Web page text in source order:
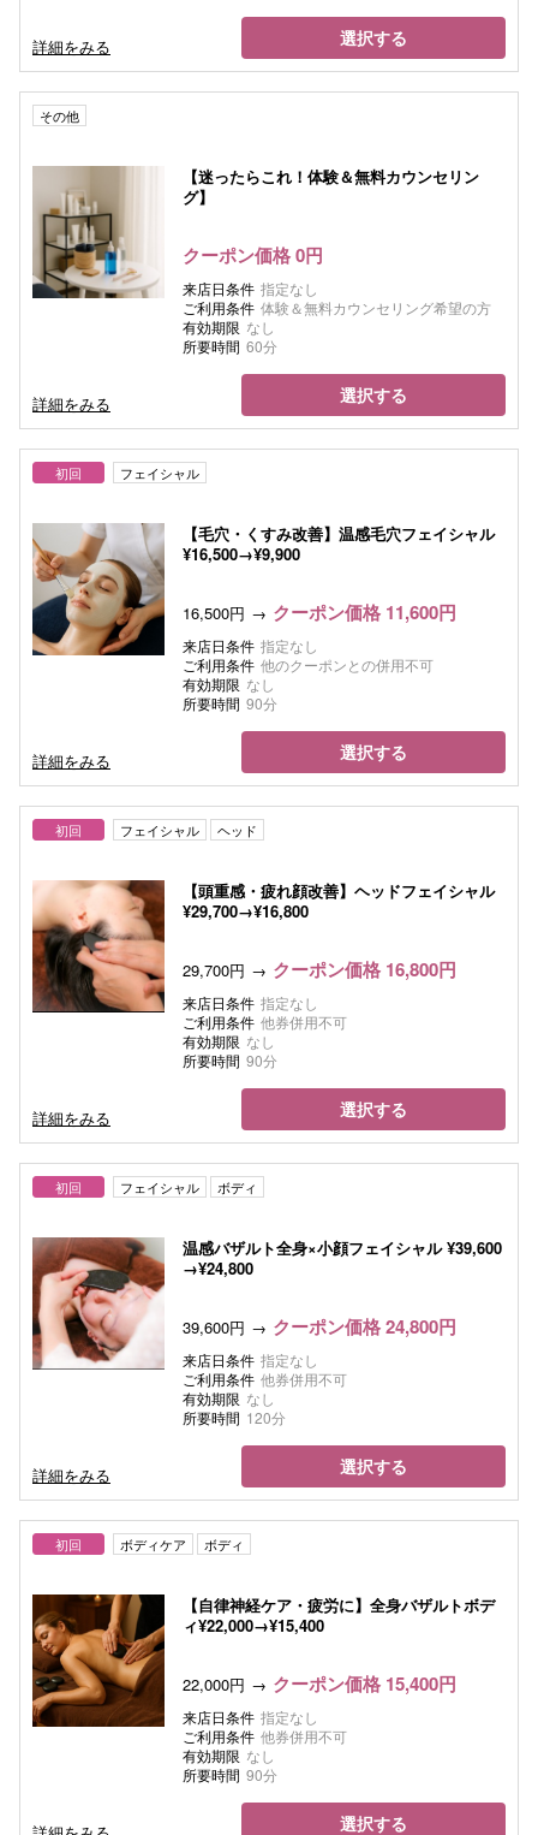
詳細をみる 選択する
その他
【迷ったらこれ！体験＆無料カウンセリン
グ】
クーポン価格 0円
来店日条件 指定なし
ご利用条件 体験＆無料カウンセリング希望の方
有効期限 なし
所要時間 60分
詳細をみる 選択する
初回 フェイシャル
【毛穴・くすみ改善】温感毛穴フェイシャル
¥16,500→¥9,900
16,500円 クーポン価格 11,600円
来店日条件 指定なし
ご利用条件 他のクーポンとの併用不可
有効期限 なし
所要時間 90分
詳細をみる 選択する
初回 フェイシャル ヘッド
【頭重感・疲れ顔改善】ヘッドフェイシャル
¥29,700→¥16,800
29,700円 クーポン価格 16,800円
来店日条件 指定なし
ご利用条件 他券併用不可
有効期限 なし
所要時間 90分
詳細をみる 選択する
初回 フェイシャル ボディ
温感バザルト全身×小顔フェイシャル ¥39,600
→¥24,800
39,600円 クーポン価格 24,800円
来店日条件 指定なし
ご利用条件 他券併用不可
有効期限 なし
所要時間 120分
詳細をみる 選択する
初回 ボディケア ボディ
【自律神経ケア・疲労に】全身バザルトボデ
ィ¥22,000→¥15,400
22,000円 クーポン価格 15,400円
来店日条件 指定なし
ご利用条件 他券併用不可
有効期限 なし
所要時間 90分
選択する